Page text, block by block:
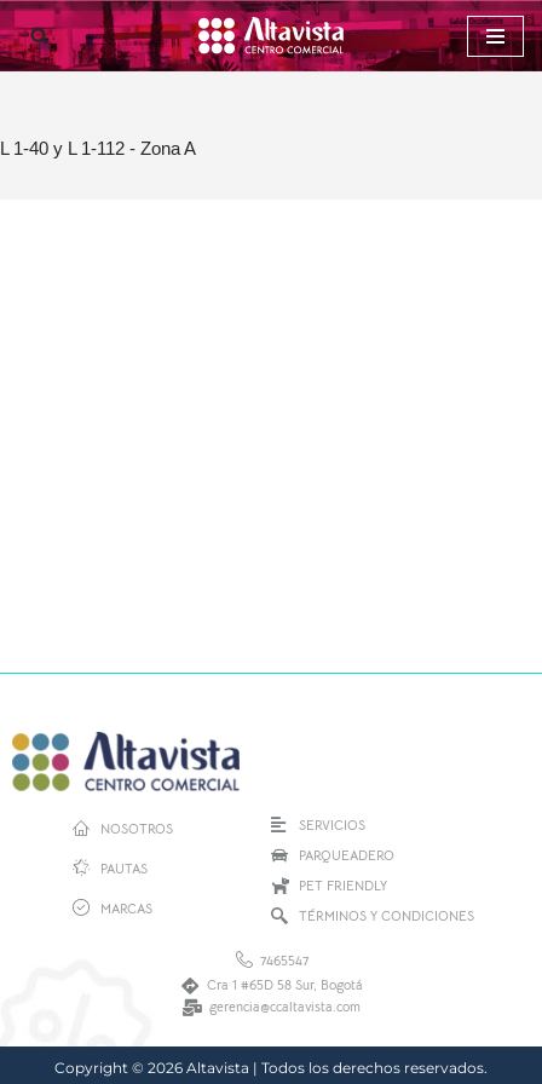
Saltar
L 1-40 y L 1-112 - Zona A
NOSOTROS
PAUTAS
MARCAS
SERVICIOS
PARQUEADERO
PET FRIENDLY
TÉRMINOS Y CONDICIONES
7465547
Cra 1 #65D 58 Sur, Bogotá
gerencia@ccaltavista.com
Copyright © 2026 Altavista | Todos los derechos reservados.